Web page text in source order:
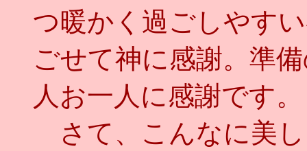
つ暖かく過ごしやす
ごせて神に感謝。準
人お一人に感謝です。
さて、こんなに美